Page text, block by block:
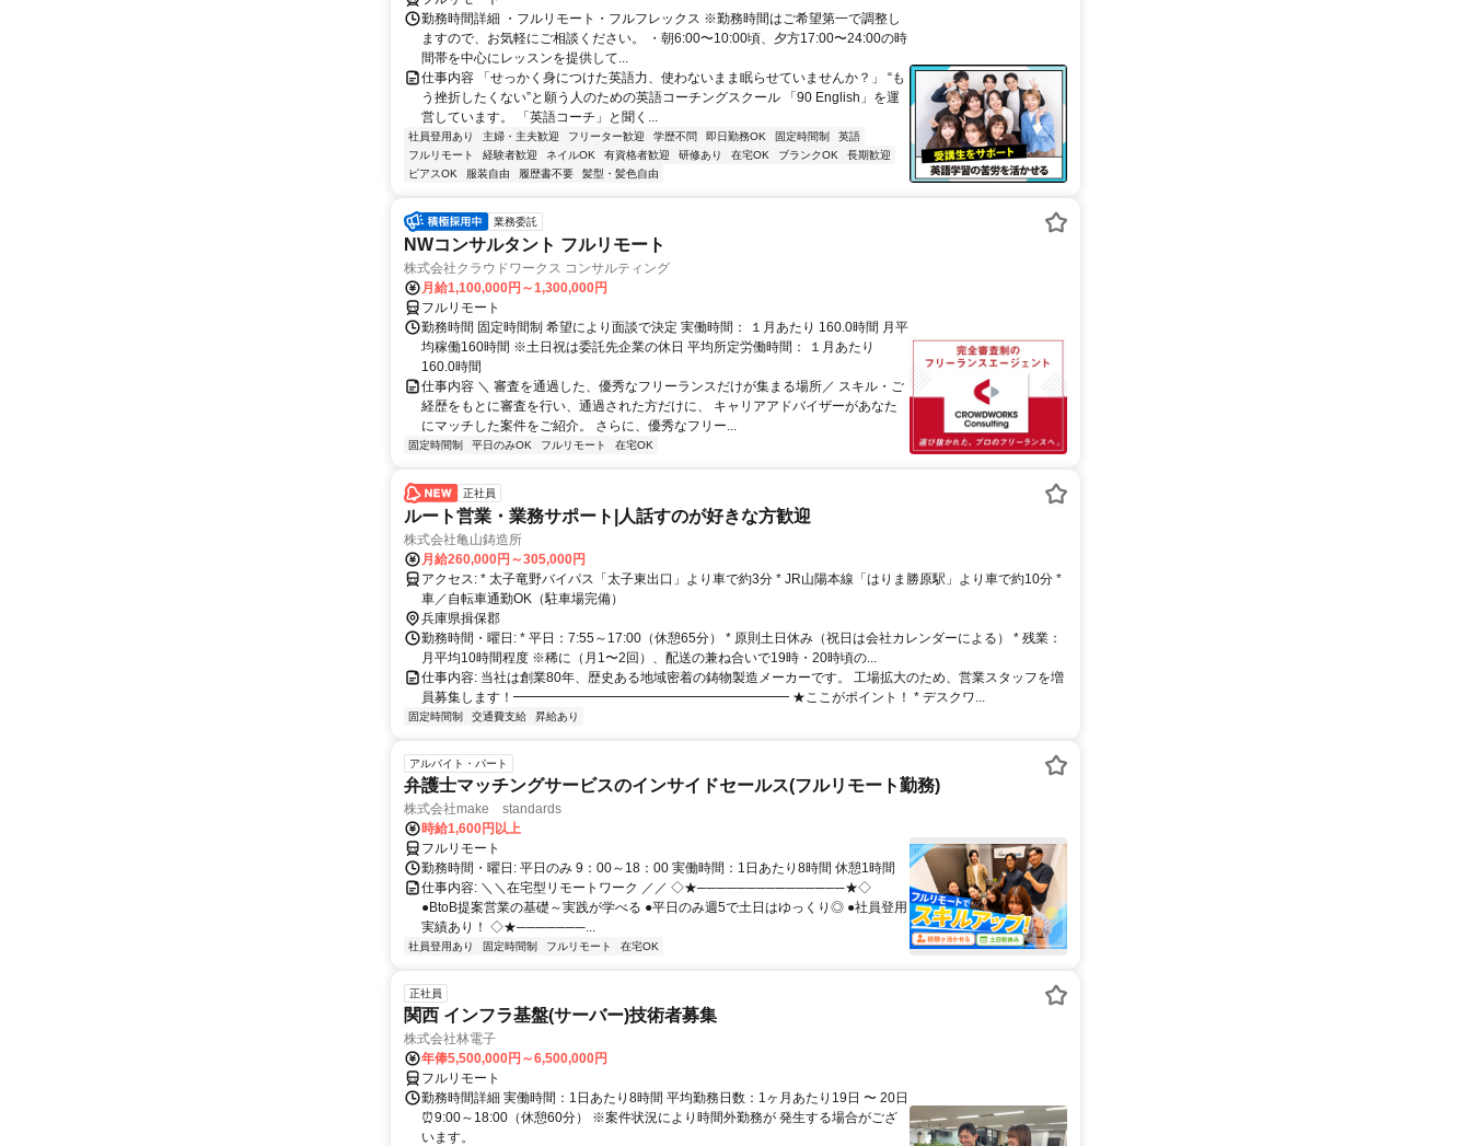
勤務時間詳細 ・フルリモート・フルフレックス ※勤務時間はご希望第一で調整し
ますので、お気軽にご相談ください。 ・朝6:00〜10:00頃、夕方17:00〜24:00の時
間帯を中心にレッスンを提供して...
仕事内容 「せっかく身につけた英語力、使わないまま眠らせていませんか？」 “も
う挫折したくない”と願う人のための英語コーチングスクール 「90 English」を運
営しています。 「英語コーチ」と聞く...
社員登用あり 主婦・主夫歓迎 フリーター歓迎 学歴不問 即日勤務OK 固定時間制
英語
フルリモート
経験者歓迎 ネイルOK 有資格者歓迎 研修あり 在宅OK ブランクOK
長期歓迎
ピアスOK
服装自由 履歴書不要 髪型・髪色自由
業務委託
NWコンサルタント フルリモート
株式会社クラウドワークス コンサルティング
月給1,100,000円～1,300,000円
フルリモート
勤務時間 固定時間制 希望により面談で決定 実働時間： １月あたり 160.0時間 月平
均稼働160時間 ※土日祝は委託先企業の休日 平均所定労働時間： １月あたり
160.0時間
仕事内容 ＼ 審査を通過した、優秀なフリーランスだけが集まる場所／ スキル・ご
経歴をもとに審査を行い、通過された方だけに、 キャリアアドバイザーがあなた
にマッチした案件をご紹介。 さらに、優秀なフリー...
固定時間制 平日のみOK フルリモート 在宅OK
正社員
ルート営業・業務サポート|人話すのが好きな方歓迎
株式会社亀山鋳造所
月給260,000円～305,000円
アクセス: * 太子竜野バイパス「太子東出口」より車で約3分 * JR山陽本線「はりま勝原駅」より車で約10分 *
車／自転車通勤OK（駐車場完備）
兵庫県揖保郡
勤務時間・曜日: * 平日：7:55～17:00（休憩65分） * 原則土日休み（祝日は会社カレンダーによる） * 残業：
月平均10時間程度 ※稀に（月1〜2回）、配送の兼ね合いで19時・20時頃の...
仕事内容: 当社は創業80年、歴史ある地域密着の鋳物製造メーカーです。 工場拡大のため、営業スタッフを増
員募集します！━━━━━━━━━━━━━━━━━━━━━ ★ここがポイント！ * デスクワ...
固定時間制 交通費支給 昇給あり
アルバイト・パート
弁護士マッチングサービスのインサイドセールス(フルリモート勤務)
株式会社make standards
時給1,600円以上
フルリモート
勤務時間・曜日: 平日のみ 9：00～18：00 実働時間：1日あたり8時間 休憩1時間
仕事内容: ＼＼在宅型リモートワーク ／／ ◇★───────────────★◇
●BtoB提案営業の基礎～実践が学べる ●平日のみ週5で土日はゆっくり◎ ●社員登用
実績あり！ ◇★───────...
社員登用あり 固定時間制 フルリモート 在宅OK
正社員
関西 インフラ基盤(サーバー)技術者募集
株式会社林電子
年俸5,500,000円～6,500,000円
フルリモート
勤務時間詳細 実働時間：1日あたり8時間 平均勤務日数：1ヶ月あたり19日 〜 20日
⏰9:00～18:00（休憩60分） ※案件状況により時間外勤務が 発生する場合がござ
います。